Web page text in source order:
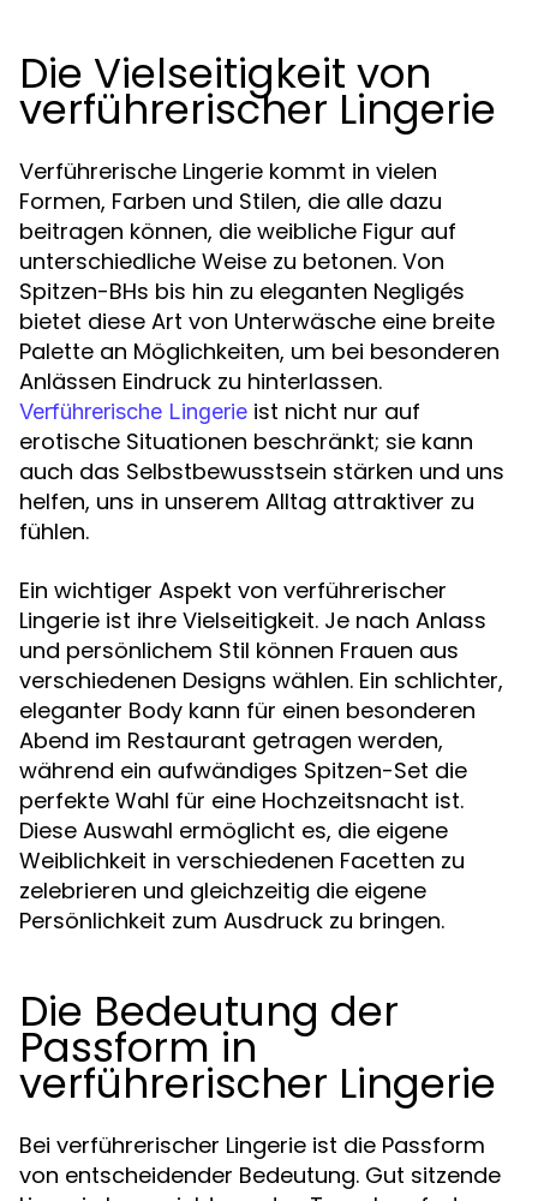
Die Vielseitigkeit von
verführerischer Lingerie
Verführerische Lingerie kommt in vielen
Formen, Farben und Stilen, die alle dazu
beitragen können, die weibliche Figur auf
unterschiedliche Weise zu betonen. Von
Spitzen-BHs bis hin zu eleganten Negligés
bietet diese Art von Unterwäsche eine breite
Palette an Möglichkeiten, um bei besonderen
Anlässen Eindruck zu hinterlassen.
Verführerische Lingerie ist nicht nur auf
erotische Situationen beschränkt; sie kann
auch das Selbstbewusstsein stärken und uns
helfen, uns in unserem Alltag attraktiver zu
fühlen.
Ein wichtiger Aspekt von verführerischer
Lingerie ist ihre Vielseitigkeit. Je nach Anlass
und persönlichem Stil können Frauen aus
verschiedenen Designs wählen. Ein schlichter,
eleganter Body kann für einen besonderen
Abend im Restaurant getragen werden,
während ein aufwändiges Spitzen-Set die
perfekte Wahl für eine Hochzeitsnacht ist.
Diese Auswahl ermöglicht es, die eigene
Weiblichkeit in verschiedenen Facetten zu
zelebrieren und gleichzeitig die eigene
Persönlichkeit zum Ausdruck zu bringen.
Die Bedeutung der
Passform in
verführerischer Lingerie
Bei verführerischer Lingerie ist die Passform
von entscheidender Bedeutung. Gut sitzende